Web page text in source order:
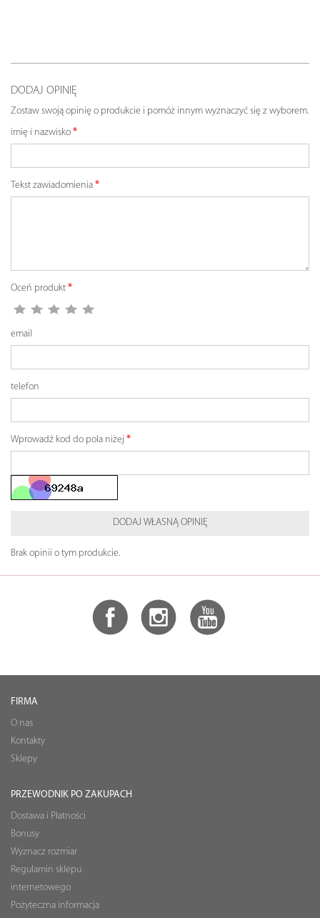
DODAJ OPINIĘ
Zostaw swoją opinię o produkcie i pomóż innym wyznaczyć się z wyborem.
imię i nazwisko
Tekst zawiadomienia
Oceń produkt
email
telefon
Wprowadź kod do pola niżej
DODAJ WŁASNĄ OPINIĘ
Brak opinii o tym produkcie.
FIRMA
O nas
Kontakty
Sklepy
PRZEWODNIK PO ZAKUPACH
Dostawa i Płatności
Bonusy
Wyznacz rozmiar
Regulamin sklepu
internetowego
Pożyteczna informacja